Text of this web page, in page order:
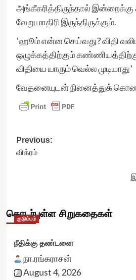
அங்கீகரித்திருந்தால்
வேறு மாதிரி இருந்திருக்கும்.
‘ஹூம் என்ன செய்வது? விதி
ஒழுக்கத்திற்கும்
விதியை யாரும் வெல்ல முடியாது’
வேதனையுடன் நினைத்துக்
Post
navigation
Previous:
விக்ரம்
தொடர்புள்ள சிறுகதைகள்
குடும்பம்
நீதிக்கு தண்டனை
நா.ரங்கராசன்
August 4, 2026